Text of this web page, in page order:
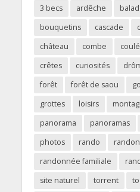
3 becs ardêche
bouquetins
cascade
château
combe
crêtes
curiosités
forêt
forêt de saou
grottes
loisirs
panorama
panoramas
photos
rando
randonnée familiale
site naturel
torrent